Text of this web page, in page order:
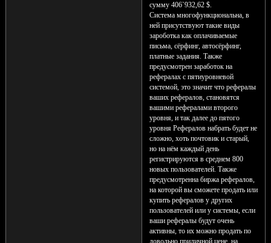
сумму 406`932,62 $.
Система многофункциональна, в
ней присутствуют такие виды
зароботка как оплачиваемые
письма, сёрфинг, автосёрфинг,
платные задания. Также
предусмотрен заработок на
рефералах с пятиуровневой
системой, это значит что рефералы
ваших рефералов, становятся
вашими рефералами второго
уровня, и так далее до пятого
уровня Рефералов набрать будет не
сложно, хоть почтовик и старый,
но на нём каждый день
регистрируются в среднем 800
новых пользователей. Также
предусмотренна биржа рефералов,
на которой вы сможете продать или
купить рефералов у других
пользователей или у системы, если
ваши рефералы будут очень
активны, то их можно продать по